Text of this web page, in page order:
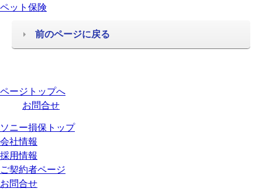
ペット保険
前のページに戻る
ページトップへ
お問合せ
ソニー損保トップ
会社情報
採用情報
ご契約者ページ
お問合せ